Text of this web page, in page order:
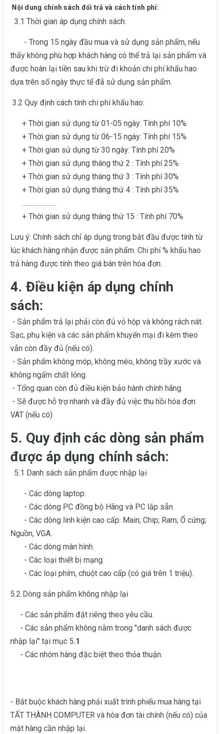
Nội dung chính sách đổi trả và cách tính phí:
3.1 Thời gian áp dụng chính sách:
- Trong 15 ngày đầu mua và sử dụng sản phẩm, nếu
thấy không phù hợp khách hàng có thể trả lại sản phẩm và
được hoàn lại tiền sau khi trừ đi khoản chi phí khấu hao
dựa trên số ngày thực tế đã sử dụng sản phẩm.
3.2 Quy định cách tính chi phí khấu hao:
+ Thời gian sử dụng từ 01-05 ngày: Tính phí 10%
+ Thời gian sử dụng từ 06-15 ngày: Tính phí 15%
+ Thời gian sử dụng từ 30 ngày: Tính phí 20%
+ Thời gian sử dụng tháng thứ 2 : Tính phí 25%
+ Thời gian sử dụng tháng thứ 3 : Tính phí 30%
+ Thời gian sử dụng tháng thứ 4 : Tính phí 35%
.......................
+ Thời gian sử dụng tháng thứ 15 : Tính phí 70%
Lưu ý: Chính sách chỉ áp dụng trong bắt đầu được tính từ
lúc khách hàng nhận được sản phẩm. Chi phí % khấu hao
trả hàng được tính theo giá bán trên hóa đơn.
4. Điều kiện áp dụng chính
sách:
- Sản phẩm trả lại phải còn đủ vỏ hộp và không rách nát.
Sạc, phụ kiện và các sản phẩm khuyến mại đi kèm theo
vẫn còn đầy đủ (nếu có).
- Sản phẩm không móp, không méo, không trầy xước và
không ngấm chất lỏng.
- Tổng quan còn đủ điều kiện bảo hành chính hãng.
- Sẽ được hỗ trợ nhanh và đầy đủ việc thu hồi hóa đơn
VAT (nếu có)
5. Quy định các dòng sản phẩm
được áp dụng chính sách:
5.1 Danh sách sản phẩm được nhập lại
- Các dòng laptop.
- Các dòng PC đồng bộ Hãng và PC lắp sẵn.
- Các dòng linh kiện cao cấp: Main; Chip; Ram; Ổ cứng;
Nguồn, VGA.
- Các dòng màn hình.
- Các loại thiết bị mạng.
- Các loại phím, chuột cao cấp (có giá trên 1 triệu).
5.2 Dòng sản phẩm không nhập lại
- Các sản phẩm đặt riêng theo yêu cầu.
- Các sản phẩm không nằm trong "danh sách được
nhập lại" tại mục 5.1
- Các nhóm hàng đặc biệt theo thỏa thuận.
- Bắt buộc khách hàng phải xuất trình phiếu mua hàng tại
TẤT THÀNH COMPUTER và hóa đơn tài chính (nếu có) của
mặt hàng cần nhập lại.